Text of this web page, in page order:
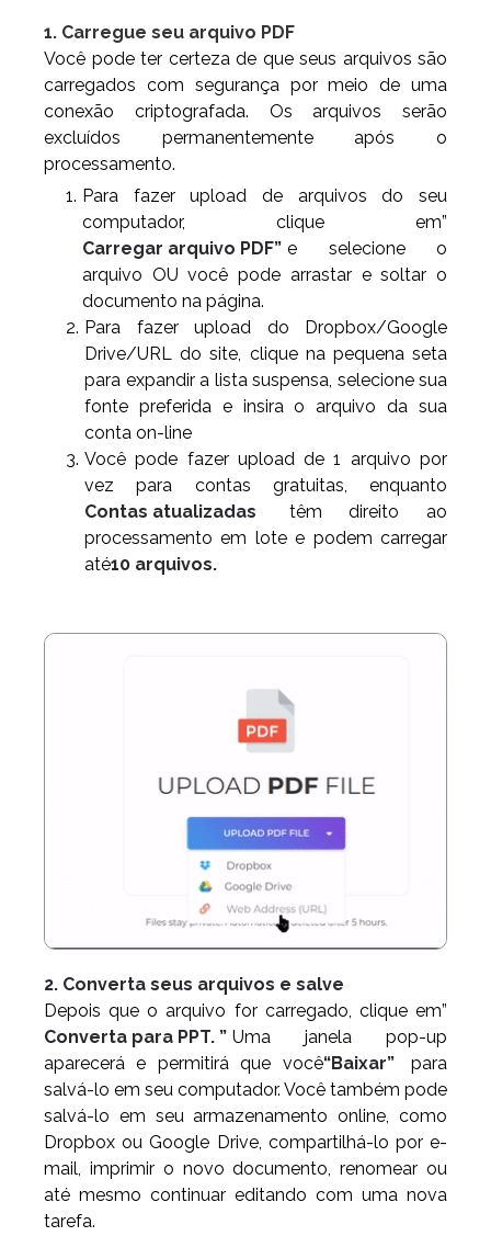
1. Carregue seu arquivo PDF
Você pode ter certeza de que seus arquivos são
carregados com segurança por meio de uma
conexão criptografada. Os arquivos serão
excluídos permanentemente após o
processamento.
Para fazer upload de arquivos do seu
computador, clique em”
Carregar arquivo PDF” e selecione o
arquivo OU você pode arrastar e soltar o
documento na página.
Para fazer upload do Dropbox/Google
Drive/URL do site, clique na pequena seta
para expandir a lista suspensa, selecione sua
fonte preferida e insira o arquivo da sua
conta on-line
Você pode fazer upload de 1 arquivo por
vez para contas gratuitas, enquanto
Contas atualizadas
têm direito ao
processamento em lote e podem carregar
até10 arquivos.
2. Converta seus arquivos e salve
Depois que o arquivo for carregado, clique em”
Converta para PPT. ” Uma janela pop-up
aparecerá e permitirá que você“Baixar”
para
salvá-lo em seu computador. Você também pode
salvá-lo em seu armazenamento online, como
Dropbox ou Google Drive, compartilhá-lo por e-
mail, imprimir o novo documento, renomear ou
até mesmo continuar editando com uma nova
tarefa.